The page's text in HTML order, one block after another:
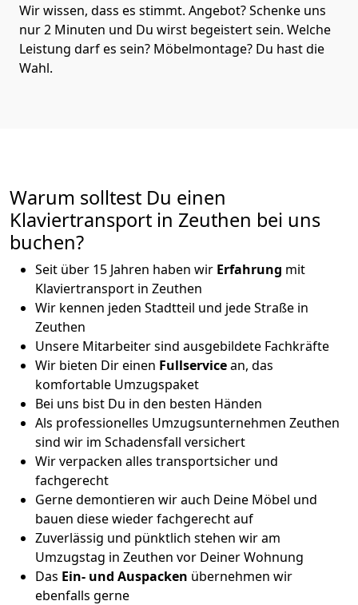
Wir wissen, dass es stimmt. Angebot? Schenke uns
nur 2 Minuten und Du wirst begeistert sein. Welche
Leistung darf es sein? Möbelmontage? Du hast die
Wahl.
Warum solltest Du einen
Klaviertransport in Zeuthen bei uns
buchen?
Seit über 15 Jahren haben wir Erfahrung mit
Klaviertransport in Zeuthen
Wir kennen jeden Stadtteil und jede Straße in
Zeuthen
Unsere Mitarbeiter sind ausgebildete Fachkräfte
Wir bieten Dir einen Fullservicean, das
komfortable Umzugspaket
Bei uns bist Du in den besten Händen
Als professionelles Umzugsunternehmen Zeuthen
sind wir im Schadensfall versichert
Wir verpacken alles transportsicher und
fachgerecht
Gerne demontieren wir auch Deine Möbel und
bauen diese wieder fachgerecht auf
Zuverlässig und pünktlich stehen wir am
Umzugstag in Zeuthen vor Deiner Wohnung
Das Ein- und Auspacken übernehmen wir
ebenfalls gerne